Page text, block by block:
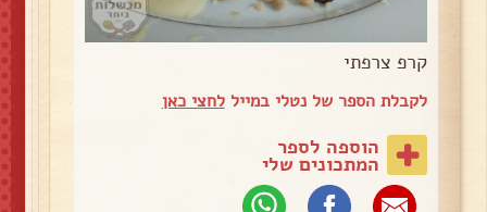
קרפ צרפתי
לקבלת הספר של נטלי במייללחצי כאן
הוספה לספר
המתכונים שלי